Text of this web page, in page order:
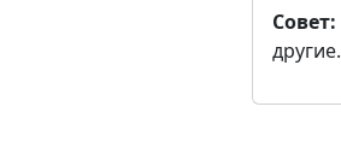
Совет:
другие.